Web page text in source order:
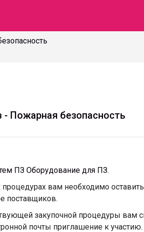
- Пожарная безопасность
ПЗ Оборудование для ПЗ.
процедурах вам необходимо
поставщиков.
закупочной процедуры вам
почты приглашение к участию.